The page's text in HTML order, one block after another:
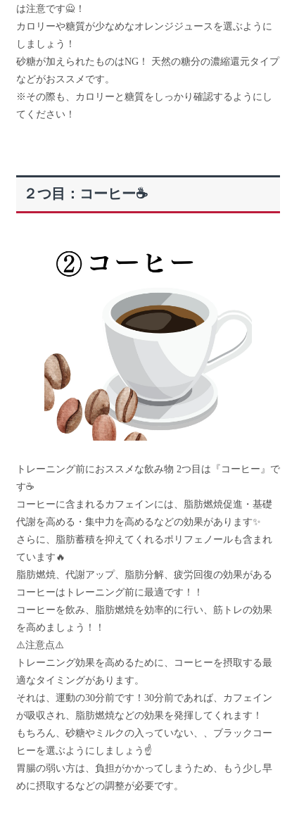
は注意です🙅！
カロリーや糖質が少なめなオレンジジュースを選ぶように
しましょう！
砂糖が加えられたものはNG！ 天然の糖分の濃縮還元タイプ
などがおススメです。
※その際も、カロリーと糖質をしっかり確認するようにし
てください！
２つ目：コーヒー☕
トレーニング前におススメな飲み物 2つ目は『コーヒー』で
す☕
コーヒーに含まれるカフェインには、脂肪燃焼促進・基礎
代謝を高める・集中力を高めるなどの効果があります✨
さらに、脂肪蓄積を抑えてくれるポリフェノールも含まれ
ています🔥
脂肪燃焼、代謝アップ、脂肪分解、疲労回復の効果がある
コーヒーはトレーニング前に最適です！！
コーヒーを飲み、脂肪燃焼を効率的に行い、筋トレの効果
を高めましょう！！
⚠️注意点⚠️
トレーニング効果を高めるために、コーヒーを摂取する最
適なタイミングがあります。
それは、運動の30分前です！30分前であれば、カフェイン
が吸収され、脂肪燃焼などの効果を発揮してくれます！
もちろん、砂糖やミルクの入っていない、、ブラックコー
ヒーを選ぶようにしましょう☝️
胃腸の弱い方は、負担がかかってしまうため、もう少し早
めに摂取するなどの調整が必要です。